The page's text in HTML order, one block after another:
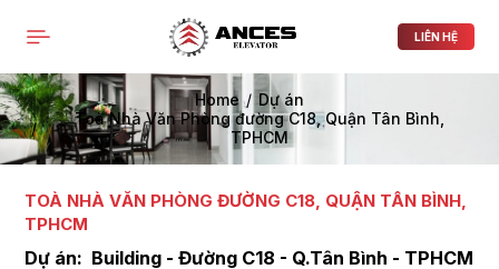
LIÊN HỆ
Home
Dự án
Toà Nhà Văn Phòng đường C18, Quận Tân Bình,
TPHCM
TOÀ NHÀ VĂN PHÒNG ĐƯỜNG C18, QUẬN TÂN BÌNH,
TPHCM
Dự án: Building - Đường C18 - Q.Tân Bình - TPHCM
Close
PRODUCTS LIST ORDER(0)
THÔNG BÁO